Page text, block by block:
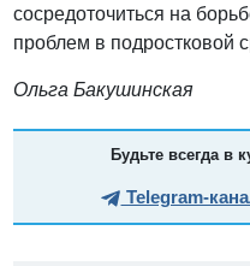
сосредоточиться на
проблем в подростковой
Ольга Бакушинская
Будьте всегда в
Telegram-